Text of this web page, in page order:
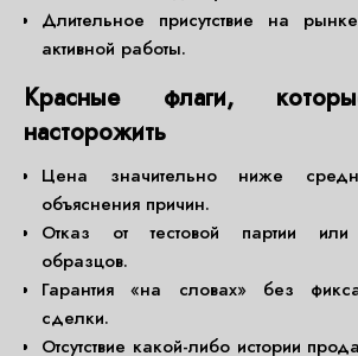
Длительное присутствие на
активной работы.
Красные флаги,
насторожить
Цена значительно ниже
объяснения причин.
Отказ от тестовой партии или
образцов.
Гарантия «на словах» без
сделки.
Отсутствие какой-либо истории